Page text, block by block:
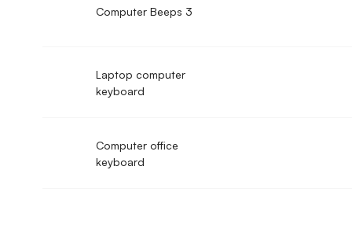
Computer Beeps 3
Laptop computer
keyboard
Computer office
keyboard